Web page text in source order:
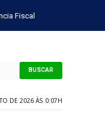
Fiscal
BUSCAR
DE 2026 ÀS 0:07H